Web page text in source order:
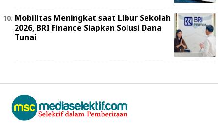
Mobilitas Meningkat saat Libur Sekolah
2026, BRI Finance Siapkan Solusi Dana
Tunai